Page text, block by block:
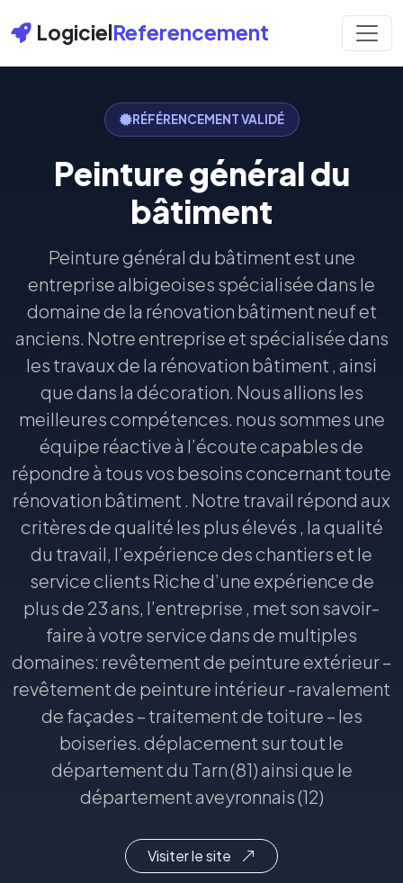
LogicielReferencement
RÉFÉRENCEMENT VALIDÉ
Peinture général du
bâtiment
Peinture général du bâtiment est une
entreprise albigeoises spécialisée dans le
domaine de la rénovation bâtiment neuf et
anciens. Notre entreprise et spécialisée dans
les travaux de la rénovation bâtiment , ainsi
que dans la décoration. Nous allions les
meilleures compétences. nous sommes une
équipe réactive à l’écoute capables de
répondre à tous vos besoins concernant toute
rénovation bâtiment . Notre travail répond aux
critères de qualité les plus élevés , la qualité
du travail, l’expérience des chantiers et le
service clients Riche d’une expérience de
plus de 23 ans, l’entreprise , met son savoir-
faire à votre service dans de multiples
domaines: revêtement de peinture extérieur –
revêtement de peinture intérieur -ravalement
de façades – traitement de toiture – les
boiseries. déplacement sur tout le
département du Tarn (81) ainsi que le
département aveyronnais (12)
Visiter le site